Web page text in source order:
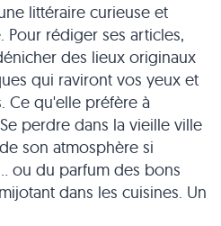
littéraire curieuse et
Pour rédiger ses articles,
des lieux originaux
qui raviront vos yeux et
Ce qu'elle préfère à
perdre dans la vieille ville
son atmosphère si
ou du parfum des bons
dans les cuisines. Un